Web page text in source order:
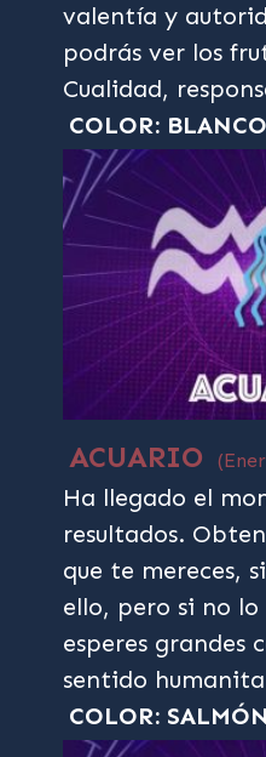
valentía y
podrás ver los
Cualidad,
COLOR: BLANCO
ACUARIO
Ha llegado el
resultados.
que te mereces,
ello, pero si no lo
esperes grandes
sentido
COLOR: SALMÓN